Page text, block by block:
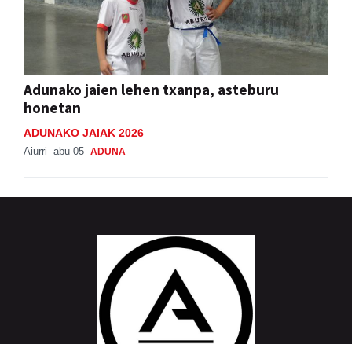
Adunako jaien lehen txanpa, asteburu
honetan
ADUNAKO JAIAK 2026
Aiurri abu 05 ADUNA